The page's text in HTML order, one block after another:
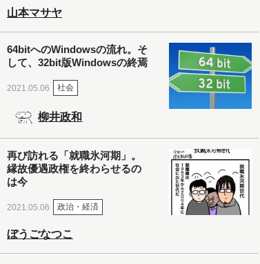
山本マサヤ
64bitへのWindowsの流れ。そ
して、32bit版Windowsの終焉
2021.05.06 社会
柳井政和
再び訪れる「就職氷河期」。
縁故優遇政権を終わらせるの
は今
2021.05.06 政治・経済
ぼうごなつこ